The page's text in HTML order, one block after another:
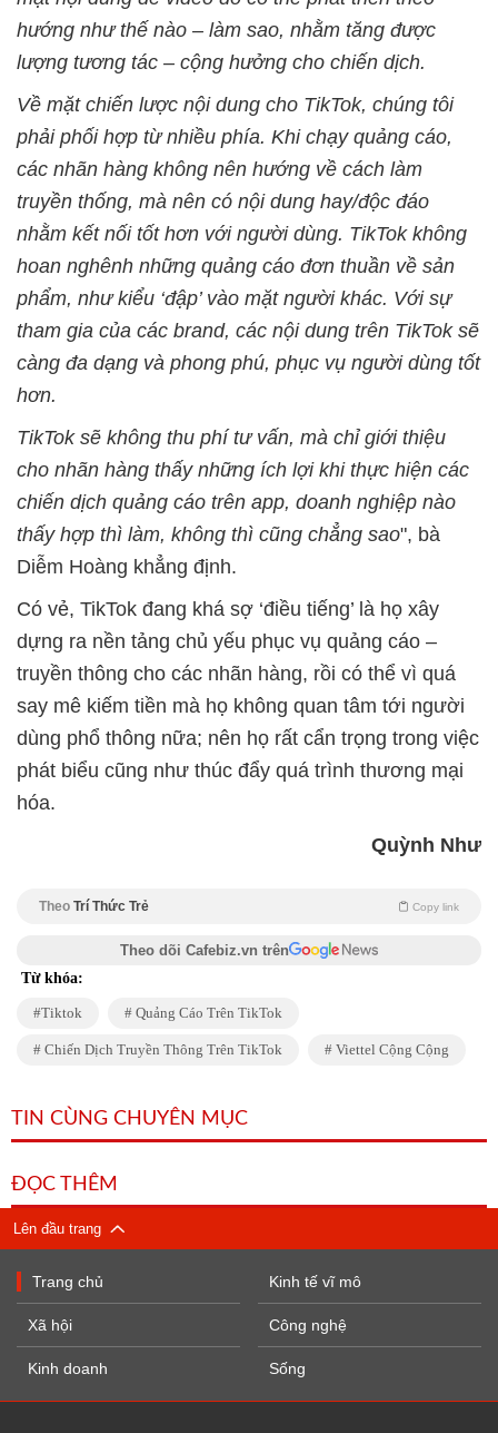
hướng như thế nào – làm sao, nhằm tăng được
lượng tương tác – cộng hưởng cho chiến dịch.
Về mặt chiến lược nội dung cho TikTok, chúng tôi
phải phối hợp từ nhiều phía. Khi chạy quảng cáo,
các nhãn hàng không nên hướng về cách làm
truyền thống, mà nên có nội dung hay/độc đáo
nhằm kết nối tốt hơn với người dùng. TikTok không
hoan nghênh những quảng cáo đơn thuần về sản
phẩm, như kiểu ‘đập’ vào mặt người khác. Với sự
tham gia của các brand, các nội dung trên TikTok sẽ
càng đa dạng và phong phú, phục vụ người dùng tốt
hơn.
TikTok sẽ không thu phí tư vấn, mà chỉ giới thiệu
cho nhãn hàng thấy những ích lợi khi thực hiện các
chiến dịch quảng cáo trên app, doanh nghiệp nào
thấy hợp thì làm, không thì cũng chẳng sao", bà
Diễm Hoàng khẳng định.
Có vẻ, TikTok đang khá sợ ‘điều tiếng’ là họ xây
dựng ra nền tảng chủ yếu phục vụ quảng cáo –
truyền thông cho các nhãn hàng, rồi có thể vì quá
say mê kiếm tiền mà họ không quan tâm tới người
dùng phổ thông nữa; nên họ rất cẩn trọng trong việc
phát biểu cũng như thúc đẩy quá trình thương mại
hóa.
Quỳnh Như
Theo Trí Thức Trẻ Copy link
Theo dõi Cafebiz.vn trên
Từ khóa:
Tiktok Quảng Cáo Trên TikTok
Chiến Dịch Truyền Thông Trên TikTok Viettel Cộng Cộng
TIN CÙNG CHUYÊN MỤC
ĐỌC THÊM
Lên đầu trang
Trang chủ
Xã hội
Kinh doanh
Kinh tế vĩ mô
Công nghệ
Sống